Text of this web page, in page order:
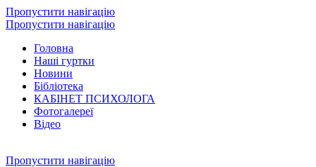
Пропустити навігацію
Пропустити навігацію
Головна
Наші гуртки
Новини
Бібліотека
КАБІНЕТ ПСИХОЛОГА
Фотогалереї
Відео
Пропустити навігацію